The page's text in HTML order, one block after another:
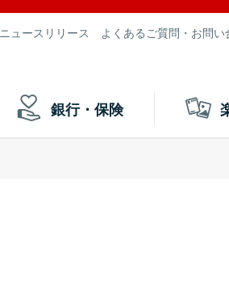
ニュースリリース よくあるご質問・お問い
銀行・保険